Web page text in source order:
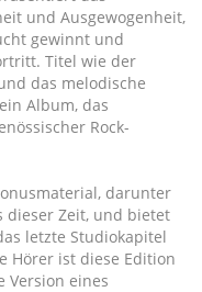
und Ausgewogenheit,
gewinnt und
Titel wie der
das melodische
Album, das
Rock-
darunter
dieser Zeit, und bietet
letzte Studiokapitel
Hörer ist diese Edition
Version eines